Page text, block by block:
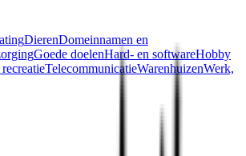
DierenDomeinnamen en
Goede doelenHard- en softwareHobby
TelecommunicatieWarenhuizenWerk,